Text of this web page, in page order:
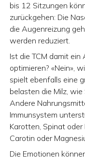
bis 12 Sitzungen
zurückgehen: Die
die Augenreizung
werden reduziert.
Ist die TCM damit ein
optimieren? «Nein»,
spielt ebenfalls eine
belasten die Milz,
Andere
Immunsystem
Karotten, Spinat
Carotin oder
Die Emotionen